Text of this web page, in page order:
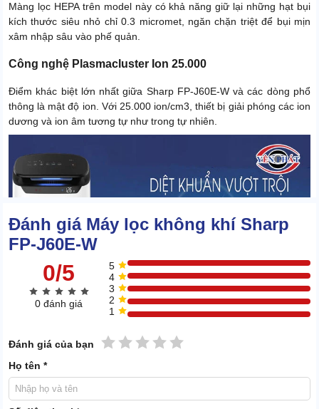
Màng lọc HEPA trên model này có khả năng giữ lại những hạt bụi
kích thước siêu nhỏ chỉ 0.3 micromet, ngăn chặn triệt để bụi mịn
xâm nhập sâu vào phế quản.
Công nghệ Plasmacluster Ion 25.000
Điểm khác biệt lớn nhất giữa Sharp FP-J60E-W và các dòng phổ
thông là mật độ ion. Với 25.000 ion/cm3, thiết bị giải phóng các ion
dương và ion âm tương tự như trong tự nhiên.
Theo số liệu thực tế từ phòng thí nghiệm, nồng độ ion này giúp
tiêu diệt virus H5N1, nấm mốc và các tác nhân gây dị ứng nhanh
Đánh giá Máy lọc không khí Sharp
FP-J60E-W
0/5
0 đánh giá
5
4
3
2
1
Đánh giá của bạn 5 sao
4 sao
3 sao
2 sao
1 sao
Họ tên *